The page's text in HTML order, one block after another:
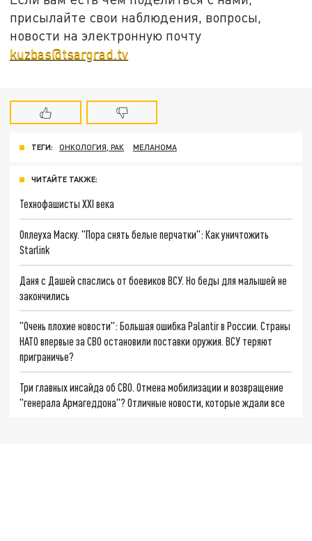
присылайте свои наблюдения, вопросы,
новости на электронную почту
kuzbas@tsargrad.tv
ТЕГИ: ОНКОЛОГИЯ, РАК МЕЛАНОМА
ЧИТАЙТЕ ТАКЖЕ:
Технофашисты XXI века
Оплеуха Маску. "Пора снять белые перчатки": Как уничтожить
Starlink
Даня с Дашей спаслись от боевиков ВСУ. Но беды для малышей не
закончились
"Очень плохие новости": Большая ошибка Palantir в России. Страны
НАТО впервые за СВО остановили поставки оружия. ВСУ теряют
приграничье?
Три главных инсайда об СВО. Отмена мобилизации и возвращение
"генерала Армагеддона"? Отличные новости, которые ждали все